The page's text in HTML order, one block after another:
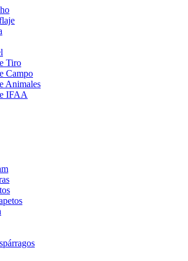
Tiro
Campo
Animales
IFAA